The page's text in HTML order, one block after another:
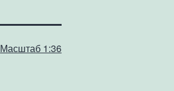
Масштаб 1:36